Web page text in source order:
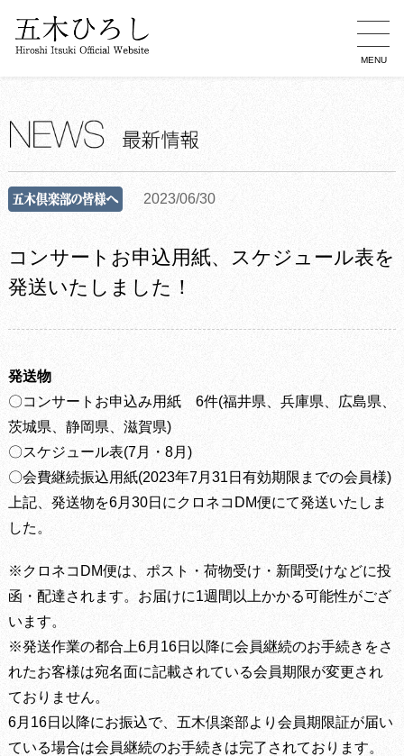
MENU
2023/06/30
コンサートお申込用紙、スケジュール表を
発送いたしました！
発送物
〇コンサートお申込み用紙 6件(福井県、兵庫県、広島県、
茨城県、静岡県、滋賀県)
〇スケジュール表(7月・8月)
〇会費継続振込用紙(2023年7月31日有効期限までの会員様)
上記、発送物を6月30日にクロネコDM便にて発送いたしま
した。
※クロネコDM便は、ポスト・荷物受け・新聞受けなどに投
函・配達されます。お届けに1週間以上かかる可能性がござ
います。
※発送作業の都合上6月16日以降に会員継続のお手続きをさ
れたお客様は宛名面に記載されている会員期限が変更され
ておりません。
6月16日以降にお振込で、五木倶楽部より会員期限証が届い
ている場合は会員継続のお手続きは完了されております。